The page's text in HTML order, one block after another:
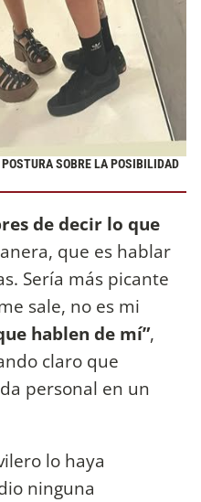
SOBRE LA POSIBILIDAD
de decir lo que
que es hablar
Sería más picante
sale, no es mi
hablen de mí”,
claro que
personal en un
lo haya
ninguna